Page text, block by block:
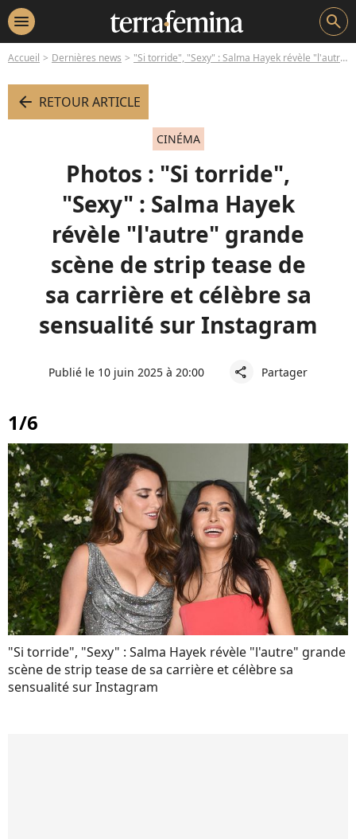
menu search
Accueil Dernières news "Si torride", "Sexy" : Salma Hayek révèle "l'autre" grande scène de strip tease de sa carrière et célèbre sa sensualité sur Instagram
arrow_left RETOUR ARTICLE
CINÉMA
Photos : "Si torride",
"Sexy" : Salma Hayek
révèle "l'autre" grande
scène de strip tease de
sa carrière et célèbre sa
sensualité sur Instagram
Publié le 10 juin 2025 à 20:00 share Partager
1/6
"Si torride", "Sexy" : Salma Hayek révèle "l'autre" grande
scène de strip tease de sa carrière et célèbre sa
sensualité sur Instagram